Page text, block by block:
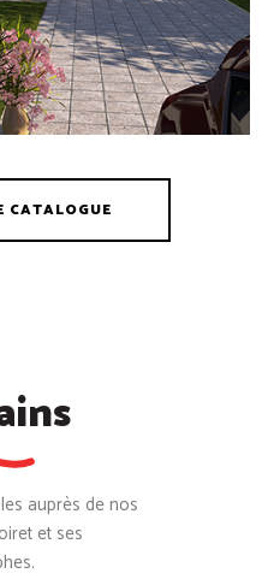
CATALOGUE
auprès de nos
et ses